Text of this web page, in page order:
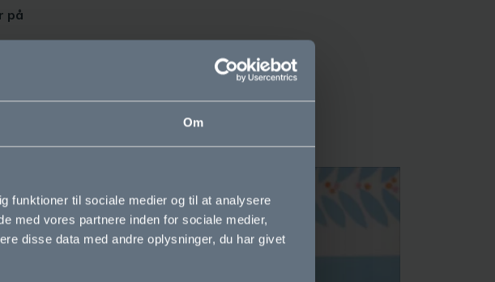
Om
funktioner til sociale medier og til at analysere
med vores partnere inden for sociale medier,
disse data med andre oplysninger, du har givet
på